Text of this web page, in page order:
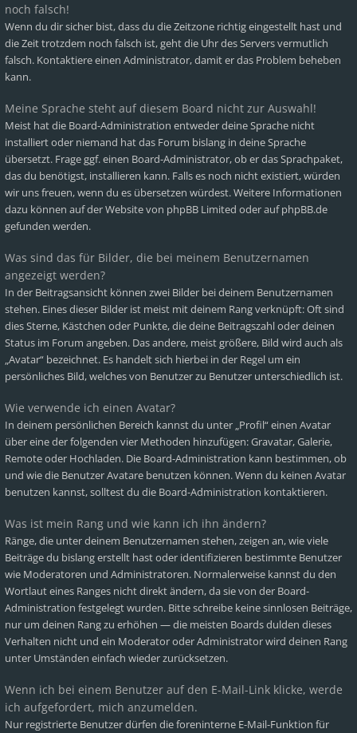
noch falsch!
Wenn du dir sicher bist, dass du die Zeitzone richtig eingestellt hast und
die Zeit trotzdem noch falsch ist, geht die Uhr des Servers vermutlich
falsch. Kontaktiere einen Administrator, damit er das Problem beheben
kann.
Meine Sprache steht auf diesem Board nicht zur Auswahl!
Meist hat die Board-Administration entweder deine Sprache nicht
installiert oder niemand hat das Forum bislang in deine Sprache
übersetzt. Frage ggf. einen Board-Administrator, ob er das Sprachpaket,
das du benötigst, installieren kann. Falls es noch nicht existiert, würden
wir uns freuen, wenn du es übersetzen würdest. Weitere Informationen
dazu können auf der Website von phpBB Limited oder aufphpBB.de
gefunden werden.
Was sind das für Bilder, die bei meinem Benutzernamen
angezeigt werden?
In der Beitragsansicht können zwei Bilder bei deinem Benutzernamen
stehen. Eines dieser Bilder ist meist mit deinem Rang verknüpft: Oft sind
dies Sterne, Kästchen oder Punkte, die deine Beitragszahl oder deinen
Status im Forum angeben. Das andere, meist größere, Bild wird auch als
„Avatar“ bezeichnet. Es handelt sich hierbei in der Regel um ein
persönliches Bild, welches von Benutzer zu Benutzer unterschiedlich ist.
Wie verwende ich einen Avatar?
In deinem persönlichen Bereich kannst du unter „Profil“ einen Avatar
über eine der folgenden vier Methoden hinzufügen: Gravatar, Galerie,
Remote oder Hochladen. Die Board-Administration kann bestimmen, ob
und wie die Benutzer Avatare benutzen können. Wenn du keinen Avatar
benutzen kannst, solltest du die Board-Administration kontaktieren.
Was ist mein Rang und wie kann ich ihn ändern?
Ränge, die unter deinem Benutzernamen stehen, zeigen an, wie viele
Beiträge du bislang erstellt hast oder identifizieren bestimmte Benutzer
wie Moderatoren und Administratoren. Normalerweise kannst du den
Wortlaut eines Ranges nicht direkt ändern, da sie von der Board-
Administration festgelegt wurden. Bitte schreibe keine sinnlosen Beiträge,
nur um deinen Rang zu erhöhen — die meisten Boards dulden dieses
Verhalten nicht und ein Moderator oder Administrator wird deinen Rang
unter Umständen einfach wieder zurücksetzen.
Wenn ich bei einem Benutzer auf den E-Mail-Link klicke, werde
ich aufgefordert, mich anzumelden.
Nur registrierte Benutzer dürfen die foreninterne E-Mail-Funktion für